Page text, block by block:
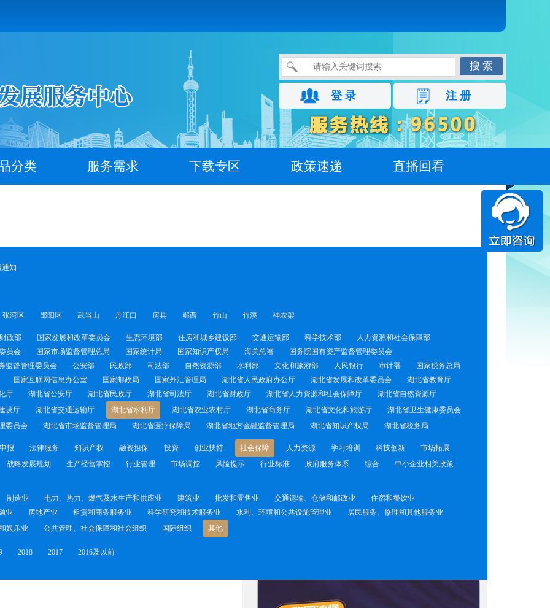
搜 索
登 录 注 册
分类 服务需求 下载专区 政策速递 直播回看
通知
张湾区 郧阳区 武当山 丹江口 房县 郧西 竹山 竹溪 神农架
财政部 国家发展和改革委员会 生态环境部 住房和城乡建设部 交通运输部 科学技术部
人力资源和社会保障部
员会 国家市场监督管理总局 国家统计局 国家知识产权局 海关总署
国务院国有资产监督管理委员会
监督管理委员会 公安部 民政部 司法部 自然资源部 水利部 文化和旅游部 人民银行 审计署
国家税务总局
国家互联网信息办公室 国家邮政局 国家外汇管理局 湖北省人民政府办公厅 湖北省发展和改革委员会
湖北省教育厅
厅 湖北省公安厅 湖北省民政厅 湖北省司法厅 湖北省财政厅 湖北省人力资源和社会保障厅
湖北省自然资源厅
设厅 湖北省交通运输厅 湖北省水利厅 湖北省农业农村厅 湖北省商务厅 湖北省文化和旅游厅
湖北省卫生健康委员会
委员会 湖北省市场监督管理局 湖北省医疗保障局 湖北省地方金融监督管理局 湖北省知识产权局 湖北省税务局
报 法律服务 知识产权 融资担保 投资 创业扶持 社会保障 人力资源 学习培训 科技创新
市场拓展
战略发展规划 生产经营掌控 行业管理 市场调控 风险提示 行业标准 政府服务体系 综合
中小企业相关政策
制造业 电力、热力、燃气及水生产和供应业 建筑业 批发和零售业 交通运输、仓储和邮政业
住宿和餐饮业
业 房地产业 租赁和商务服务业 科学研究和技术服务业 水利、环境和公共设施管理业
居民服务、修理和其他服务业
娱乐业 公共管理、社会保障和社会组织 国际组织 其他
2018 2017 2016及以前